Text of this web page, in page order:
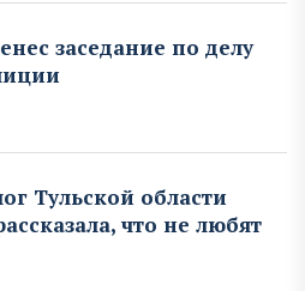
заседание по делу
Тульской области
что не любят